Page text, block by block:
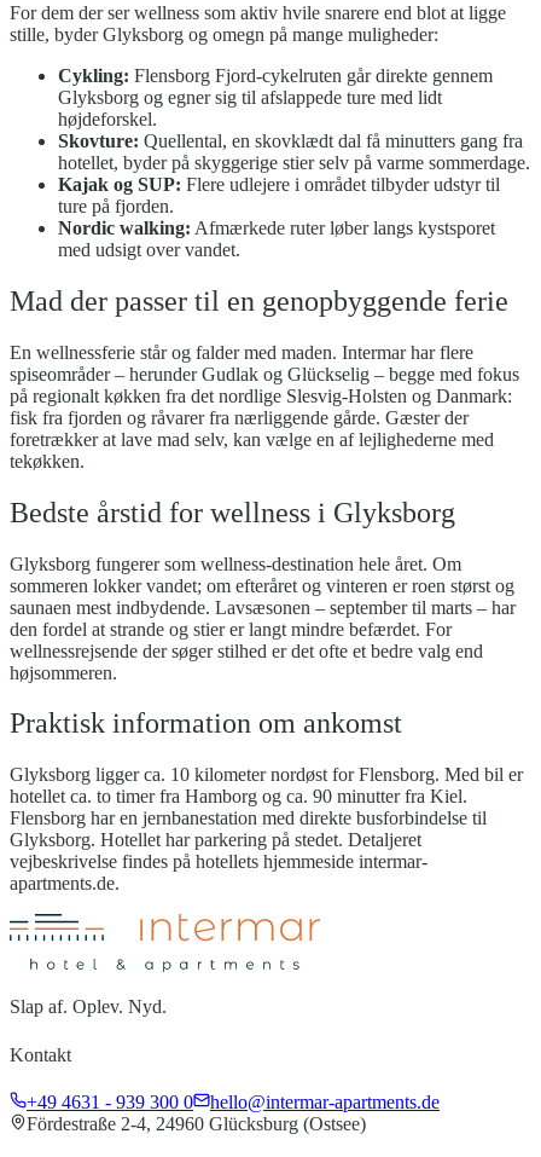
For dem der ser wellness som aktiv hvile snarere end blot at ligge
stille, byder Glyksborg og omegn på mange muligheder:
Cykling: Flensborg Fjord-cykelruten går direkte gennem
Glyksborg og egner sig til afslappede ture med lidt
højdeforskel.
Skovture: Quellental, en skovklædt dal få minutters gang fra
hotellet, byder på skyggerige stier selv på varme sommerdage.
Kajak og SUP: Flere udlejere i området tilbyder udstyr til
ture på fjorden.
Nordic walking: Afmærkede ruter løber langs kystsporet
med udsigt over vandet.
Mad der passer til en genopbyggende ferie
En wellnessferie står og falder med maden. Intermar har flere
spiseområder – herunder Gudlak og Glückselig – begge med fokus
på regionalt køkken fra det nordlige Slesvig-Holsten og Danmark:
fisk fra fjorden og råvarer fra nærliggende gårde. Gæster der
foretrækker at lave mad selv, kan vælge en af lejlighederne med
tekøkken.
Bedste årstid for wellness i Glyksborg
Glyksborg fungerer som wellness-destination hele året. Om
sommeren lokker vandet; om efteråret og vinteren er roen størst og
saunaen mest indbydende. Lavsæsonen – september til marts – har
den fordel at strande og stier er langt mindre befærdet. For
wellnessrejsende der søger stilhed er det ofte et bedre valg end
højsommeren.
Praktisk information om ankomst
Glyksborg ligger ca. 10 kilometer nordøst for Flensborg. Med bil er
hotellet ca. to timer fra Hamborg og ca. 90 minutter fra Kiel.
Flensborg har en jernbanestation med direkte busforbindelse til
Glyksborg. Hotellet har parkering på stedet. Detaljeret
vejbeskrivelse findes på hotellets hjemmeside intermar-
apartments.de.
Slap af. Oplev. Nyd.
Kontakt
+49 4631 - 939 300 0
hello@intermar-apartments.de
Fördestraße 2-4, 24960 Glücksburg (Ostsee)